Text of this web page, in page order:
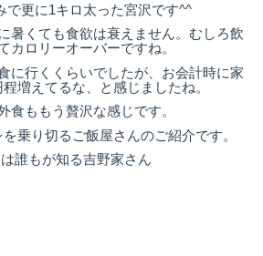
で更に1キロ太った宮沢です^^
暑くても食欲は衰えません。むしろ飲
カロリーオーバーですね。
に行くくらいでしたが、お会計時に家
増えてるな、と感じましたね。
食ももう贅沢な感じです。
乗り切るご飯屋さんのご紹介です。
誰もが知る吉野家さん